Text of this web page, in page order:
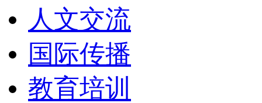
人文交流
国际传播
教育培训